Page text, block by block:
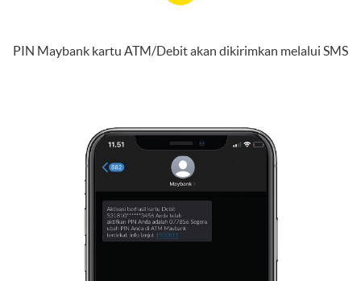
PIN Maybank kartu ATM/Debit akan dikirimkan melalui SMS